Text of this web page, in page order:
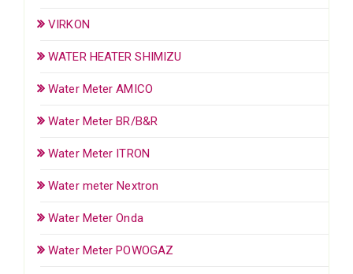
VIRKON
WATER HEATER SHIMIZU
Water Meter AMICO
Water Meter BR/B&R
Water Meter ITRON
Water meter Nextron
Water Meter Onda
Water Meter POWOGAZ